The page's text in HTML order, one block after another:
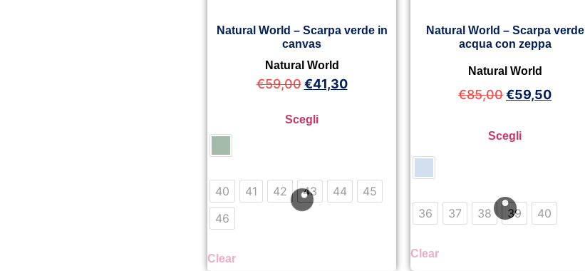
Natural World – Scarpa verde in
canvas
Natural World
€59,00 €41,30
Scegli
40 41 42 43 44
45
46
Clear
Natural World – Scarpa verde
acqua con zeppa
Natural World
€85,00€59,50
Scegli
36 37 38 39 40
Clear